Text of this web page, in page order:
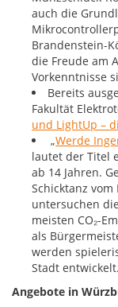
auch die
Brandenstein-
die Freude am
Vorkenntnisse
Bereits
Fakultät
und LightUp –
„Werde
lautet der Titel
ab 14 Jahren.
Schicktanz
untersuchen
meisten CO₂-
als
werden
Stadt entwickelt.
Angebote in